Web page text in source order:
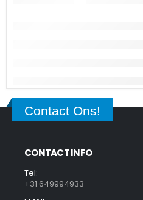
Contact Ons!
CONTACT INFO
Tel:
+31 649994933